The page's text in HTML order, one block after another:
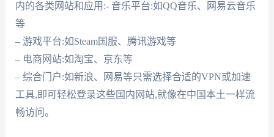
内的各类网站和应用:- 音乐平台:如QQ音乐、网易云音乐
等
– 游戏平台:如Steam国服、腾讯游戏等
– 电商网站:如淘宝、京东等
– 综合门户:如新浪、网易等只需选择合适的VPN或加速
工具,即可轻松登录这些国内网站,就像在中国本土一样流
畅访问。